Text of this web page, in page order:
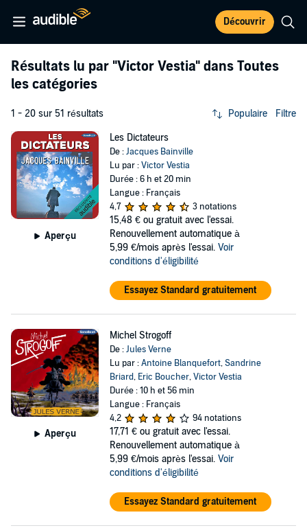
Découvrir
Résultats lu par "Victor Vestia" dans Toutes
les catégories
1 - 20 sur 51 résultats Populaire Filtre
Aperçu
Les Dictateurs
De :Jacques Bainville
Lu par :Victor Vestia
Durée : 6 h et 20 min
Langue : Français
4,7
3 notations
15,48 € ou gratuit avec l'essai.
Renouvellement automatique à
5,99 €/mois après l'essai. Voir
conditions d'éligibilité
Essayez Standard gratuitement
Aperçu
Michel Strogoff
De :Jules Verne
Lu par :Antoine Blanquefort,Sandrine
Briard, Eric Boucher,Victor Vestia
Durée : 10 h et 56 min
Langue : Français
4,2
94 notations
17,71 € ou gratuit avec l'essai.
Renouvellement automatique à
5,99 €/mois après l'essai. Voir
conditions d'éligibilité
Essayez Standard gratuitement